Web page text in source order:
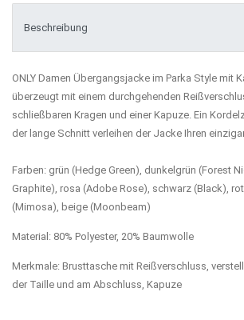
Beschreibung
ONLY Damen Übergangsjacke im Parka Style mit
überzeugt mit einem durchgehenden
schließbaren Kragen und einer Kapuze. Ein
der lange Schnitt verleihen der Jacke Ihren
Farben: grün (Hedge Green), dunkelgrün (Forest
Graphite), rosa (Adobe Rose), schwarz (Black),
(Mimosa), beige (Moonbeam)
Material: 80% Polyester, 20% Baumwolle
Merkmale: Brusttasche mit Reißverschluss,
der Taille und am Abschluss, Kapuze